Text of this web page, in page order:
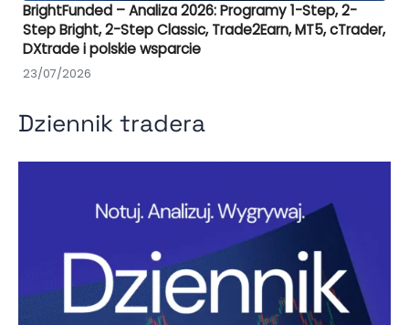
BrightFunded – Analiza 2026: Programy 1-Step, 2-
Step Bright, 2-Step Classic, Trade2Earn, MT5, cTrader,
DXtrade i polskie wsparcie
23/07/2026
Dziennik tradera